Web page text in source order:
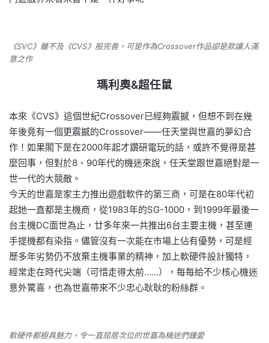
《SVC》雖不及《CVS》般完善，可是作為Crossover作品卻是款讓人滿
意之作
瑪利奧&超任鼠
本來《CVS》這個世紀Crossover已經夠震撼，但想不到在幾
年後竟有一個更震撼的Crossover——任天堂與世嘉的夢幻合
作！如果閣下是在2000年起才鑽研電玩的話，或許不覺得是甚
麼回事，但對於8、90年代的機迷來說，任天堂跟世嘉絕對是一
世一代的大競敵。
今天的世嘉是家主力推出遊戲軟件的第三商，可是在80年代初
起她一直都是主機商，從1983年的SG-1000，到1999年最後一
台主機DC面世為止，廿多年來一共推出6台主要主機，甚至連
手提機都有染指。儘管沒有一次能在市場上佔有優勢，可是經
歷多年劣勢仍不放棄主機事業的精神，加上軟硬件設計獨特，
經常走在時代尖端（可惜走得太前……），每每給不少核心機迷
意外驚喜，也為世嘉帶來不少忠心耿耿的粉絲群。
軟硬件都極具魅力，令一直屈居次位的世嘉為機迷們鍾愛